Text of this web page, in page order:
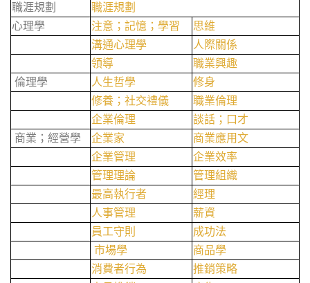
職涯規劃
職涯規劃
心理學
注意；記憶；學習
思維
溝通心理學
人際關係
領導
職業興趣
倫理學
人生哲學
修身
修養；社交禮儀
職業倫理
企業倫理
談話；口才
商業；經營學
企業家
商業應用文
企業管理
企業效率
管理理論
管理組織
最高執行者
經理
人事管理
薪資
員工守則
成功法
市場學
商品學
消費者行為
推銷策略